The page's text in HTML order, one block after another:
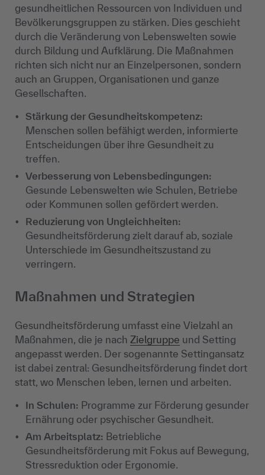
gesundheitlichen Ressourcen von Individuen und
Bevölkerungsgruppen zu stärken. Dies geschieht
durch die Veränderung von Lebenswelten sowie
durch Bildung und Aufklärung. Die Maßnahmen
richten sich nicht nur an Einzelpersonen, sondern
auch an Gruppen, Organisationen und ganze
Gesellschaften.
Stärkung der Gesundheitskompetenz:
Menschen sollen befähigt werden, informierte
Entscheidungen über ihre Gesundheit zu
treffen.
Verbesserung von Lebensbedingungen:
Gesunde Lebenswelten wie Schulen, Betriebe
oder Kommunen sollen gefördert werden.
Reduzierung von Ungleichheiten:
Gesundheitsförderung zielt darauf ab, soziale
Unterschiede im Gesundheitszustand zu
verringern.
Maßnahmen und Strategien
Gesundheitsförderung umfasst eine Vielzahl an
Maßnahmen, die je nach Zielgruppe und Setting
angepasst werden. Der sogenannte Settingansatz
ist dabei zentral: Gesundheitsförderung findet dort
statt, wo Menschen leben, lernen und arbeiten.
In Schulen: Programme zur Förderung gesunder
Ernährung oder psychischer Gesundheit.
Am Arbeitsplatz: Betriebliche
Gesundheitsförderung mit Fokus auf Bewegung,
Stressreduktion oder Ergonomie.